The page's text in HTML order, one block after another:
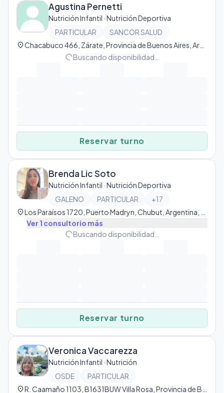
Agustina Pernetti
Nutrición Infantil · Nutrición Deportiva
PARTICULAR
SANCOR SALUD
location_on
progress_activityBuscando disponibilidad…
Reservar turno
Brenda Lic Soto
Nutrición Infantil · Nutrición Deportiva
GALENO
PARTICULAR +17
location_on
Ver 1 consultorio más
progress_activityBuscando disponibilidad…
Reservar turno
Veronica Vaccarezza
Nutrición Infantil · Nutrición
OSDE
PARTICULAR
location_on